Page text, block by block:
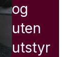
og
uten
utstyr